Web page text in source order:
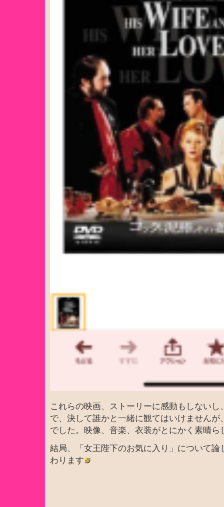
これらの映画、ストーリーに感動もしない
で、決して誰かと一緒に観てはいけません
でした。映像、音楽、衣装がとにかく素晴ら
結局、「女王陛下のお気に入り」について
わります